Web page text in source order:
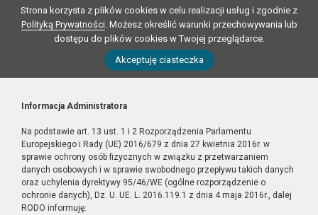
Strona korzysta z plików cookies w celu realizacji usług i zgodnie z
Polityką Prywatności. Możesz określić warunki przechowywania lub
dostępu do plików cookies w Twojej przeglądarce.
Akceptuję ciasteczka
Informacja Administratora
Na podstawie art. 13 ust. 1 i 2 Rozporządzenia Parlamentu
Europejskiego i Rady (UE) 2016/679 z dnia 27 kwietnia 2016r. w
sprawie ochrony osób fizycznych w związku z przetwarzaniem
danych osobowych i w sprawie swobodnego przepływu takich danych
oraz uchylenia dyrektywy 95/46/WE (ogólne rozporządzenie o
ochronie danych), Dz. U. UE. L. 2016.119.1 z dnia 4 maja 2016r., dalej
RODO informuję: